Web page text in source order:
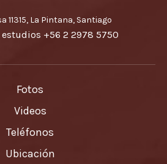
11315, La Pintana, Santiago
estudios +56 2 2978 5750
Fotos
Videos
Teléfonos
Ubicación